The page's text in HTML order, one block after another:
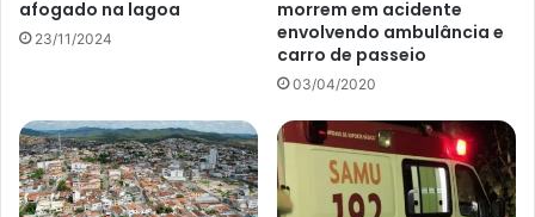
afogado na lagoa
23/11/2024
morrem em acidente
envolvendo ambulância e
carro de passeio
03/04/2020